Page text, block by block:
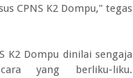
CPNS K2 Dompu," tegas
K2 Dompu dinilai sengaja
yang berliku-liku.